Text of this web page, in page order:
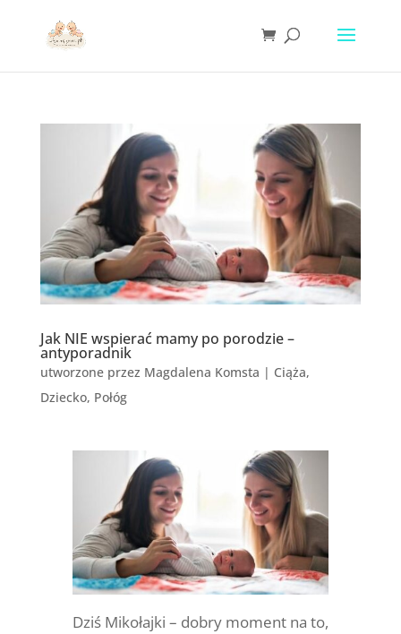
Jak NIE wspierać mamy po porodzie –
antyporadnik
utworzone przez Magdalena Komsta | Ciąża,
Dziecko, Połóg
Dziś Mikołajki – dobry moment na to,